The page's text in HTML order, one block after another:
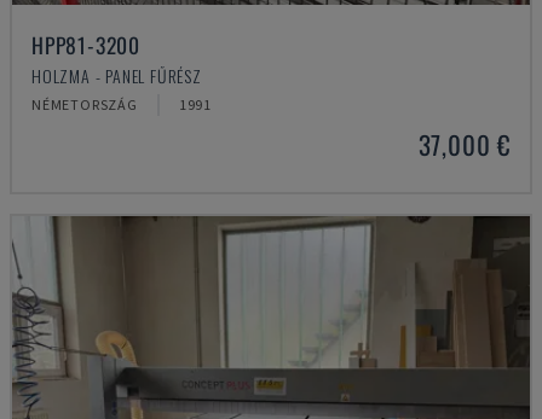
HPP81-3200
HOLZMA - PANEL FŰRÉSZ
NÉMETORSZÁG 1991
37,000 €